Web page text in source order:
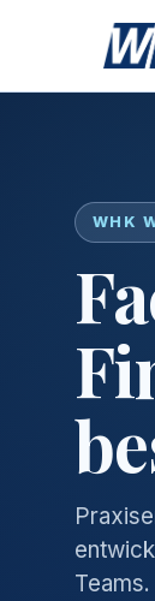
WHK
Teams.